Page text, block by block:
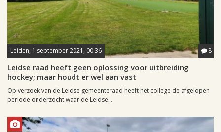
Leiden, 1 september 2021, 00:36 8
Leidse raad heeft geen oplossing voor uitbreiding
hockey; maar houdt er wel aan vast
Op verzoek van de Leidse gemeenteraad heeft het college de afgelopen
periode onderzocht waar de Leidse...